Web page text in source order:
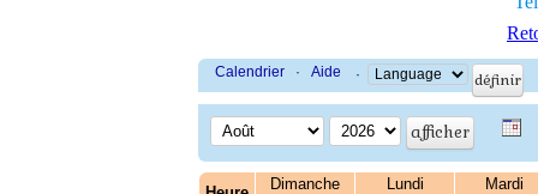
Calendrier · Aide ·
Dimanche
Lundi
Mardi